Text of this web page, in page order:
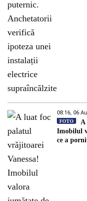
08:16, 06
FOTO
A
Imobilul
ce a